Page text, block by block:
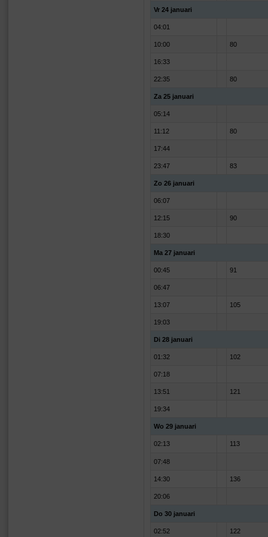
Vr 24 januari
04:01
10:00 80
16:33
22:35 80
Za 25 januari
05:14
11:12 80
17:44
23:47 83
Zo 26 januari
06:07
12:15 90
18:30
Ma 27 januari
00:45 91
06:47
13:07 105
19:03
Di 28 januari
01:32 102
07:18
13:51 121
19:34
Wo 29 januari
02:13 113
07:48
14:30 136
20:06
Do 30 januari
02:52 122